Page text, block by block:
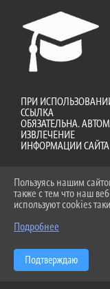
ПРИ
ССЫЛКА
ОБЯЗАТЕЛЬНА.
ИЗВЛЕЧЕНИЕ
ИНФОРМАЦИИ
Пользуясь нашим
также с тем что наш
используют cookies
Подробнее
Подтверждаю